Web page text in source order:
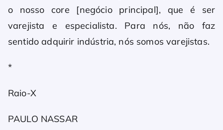
o nosso core [negócio principal], que é ser
varejista e especialista. Para nós, não faz
sentido adquirir indústria, nós somos varejistas.
*
Raio-X
PAULO NASSAR